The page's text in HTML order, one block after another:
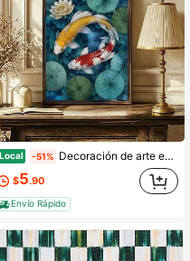
Local -51% Decoración de arte estilo retro, impresión en madera enmarcada de 12x16 pulgadas, escena de estanque de loto con peces koi de manga de alta calidad, ideal para el hogar y la oficina, gran regalo para los aficionados al arte.
$5.90
Envío Rápido